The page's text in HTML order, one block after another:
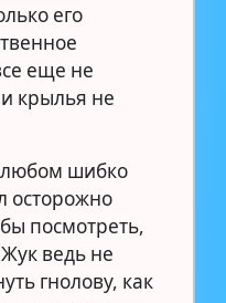
его
еще не
крылья не
шибко
осторожно
посмотреть,
ведь не
гнолову, как